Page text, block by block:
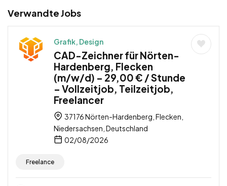
Verwandte Jobs
Grafik, Design
CAD-Zeichner für Nörten-
Hardenberg, Flecken
(m/w/d) – 29,00 € / Stunde
– Vollzeitjob, Teilzeitjob,
Freelancer
37176 Nörten-Hardenberg, Flecken,
Niedersachsen, Deutschland
02/08/2026
Freelance